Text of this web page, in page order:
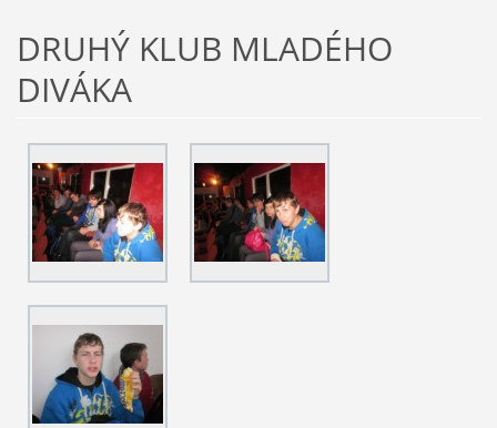
DRUHÝ KLUB MLADÉHO
DIVÁKA